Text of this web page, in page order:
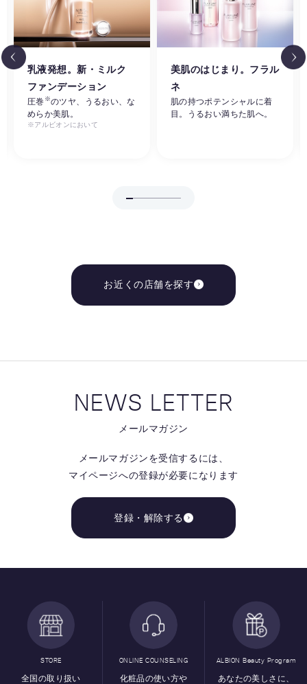
乳液発想。新・ミルク
ファンデーション
圧巻 ※のツヤ、うるおい、な
めらか美肌。
※アルビオンにおいて
美肌のはじまり。フラル
ネ
肌の持つポテンシャルに着
目。うるおい満ちた肌へ。
お近くの店舗を探す
NEWS LETTER
メールマガジン
メールマガジンを受信するには、
マイページへの登録が必要になります
登録・解除する
STORE
全国の取り扱い
ONLINE COUNSELING
化粧品の使い方や
ALBION Beauty Program
あなたの美しさに、